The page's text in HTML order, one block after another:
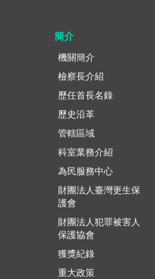
簡介
機關簡介
檢察長介紹
歷任首長名錄
歷史沿革
管轄區域
科室業務介紹
為民服務中心
財團法人臺灣更生保
護會
財團法人犯罪被害人
保護協會
獲獎紀錄
重大政策